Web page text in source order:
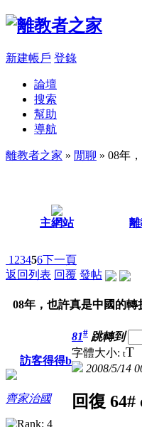
新建帳戶 登錄
論壇
搜索
幫助
導航
離教者之家 » 閒聊 » 08年
主網站
1 23456下一頁
返回列表 回覆 發帖
08年，也許真是中國的轉
訪客得得b
齊家治國
81# 跳轉到
字體大小: tT
2008/5/14
回復